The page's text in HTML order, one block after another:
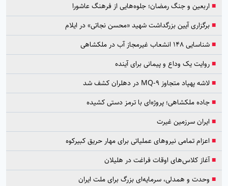
■ اربعین و جنگ رمضان؛ جلوه‌هایی از فرهنگ عاشورا
■برگزاری آیین بزرگداشت شهید «محسن نجاتی» در ایلام
■شناسایی ۱۴۸ انشعاب غیرمجاز آب در ملکشاهی
■روایت یک وداع و پیمانی برای آینده
■لاشه پهپاد متجاوز MQ-9 در دهلران کشف شد
■جاده ملکشاهی؛ پروژه‌ای با ترمز دستی کشیده
■ ایران سرزمین غیرت
■ اعزام تمامی نیروهای عملیاتی برای مهار حریق کبیرکوه
■آغاز کلاس‌های اوقات فراغت در هلیلان
■ وحدت و همدلی، سرمایه‌ای بزرگ برای ملت ایران